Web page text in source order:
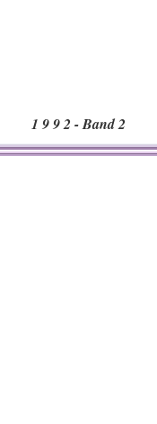
1 9 9 2 - Band 2